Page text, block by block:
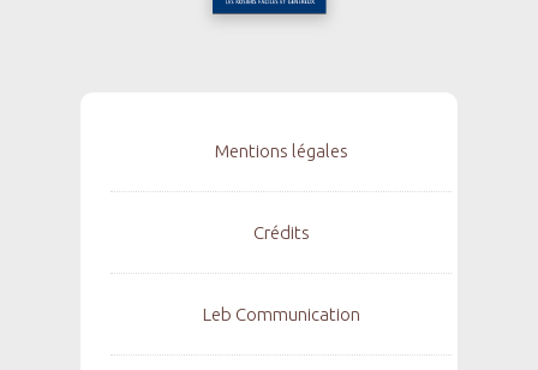
Mentions légales
Crédits
Leb Communication